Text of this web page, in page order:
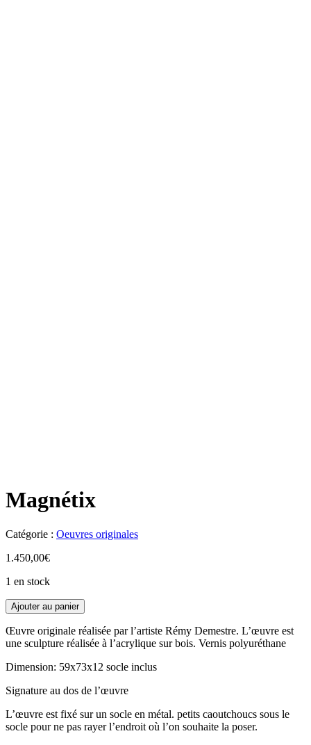
Magnétix
Catégorie : Oeuvres originales
1.450,00€
1 en stock
Ajouter au panier
Œuvre originale réalisée par l’artiste Rémy Demestre. L’œuvre est
une sculpture réalisée à l’acrylique sur bois. Vernis polyuréthane
Dimension: 59x73x12 socle inclus
Signature au dos de l’œuvre
L’œuvre est fixé sur un socle en métal. petits caoutchoucs sous le
socle pour ne pas rayer l’endroit où l’on souhaite la poser.